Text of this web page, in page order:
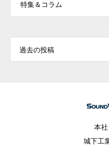
特集＆コラム
過去の投稿
本
城下工